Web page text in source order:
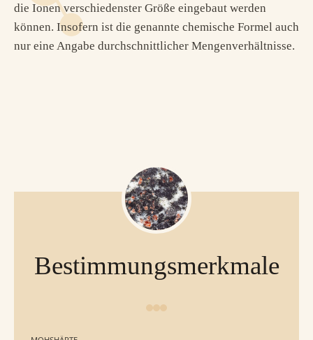
die Ionen verschiedenster Größe eingebaut werden
können. Insofern ist die genannte chemische Formel auch
nur eine Angabe durchschnittlicher Mengenverhältnisse.
Bestimmungsmerkmale